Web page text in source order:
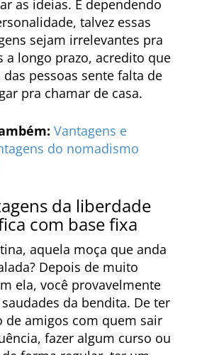
as ideias. E dependendo
talvez essas
sejam irrelevantes pra
a longo prazo, acredito que
pessoas sente falta de
pra chamar de casa.
Vantagens e
do nomadismo
da liberdade
com base fixa
aquela moça que anda
Depois de muito
ela, você provavelmente
da bendita. De ter
de amigos com quem sair
fazer algum curso ou